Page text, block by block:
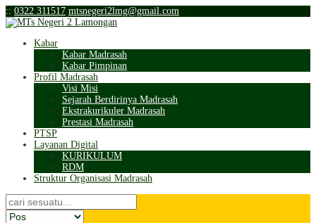
:: 0322 311517 mtsnegeri2lmg@gmail.com
Kabar
Kabar Madrasah
Kabar Pimpinan
Profil Madrasah
Visi Misi
Sejarah Berdirinya Madrasah
Ekstrakurikuler Madrasah
Prestasi Madrasah
PTSP
Layanan Digital
KURIKULUM
RDM
Struktur Organisasi Madrasah